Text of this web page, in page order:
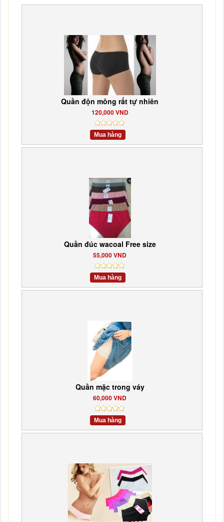
Quần độn mông rất tự nhiên
120,000 VND
Mua hàng
Quần đúc wacoal Free size
55,000 VND
Mua hàng
Quần mặc trong váy
60,000 VND
Mua hàng